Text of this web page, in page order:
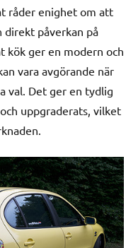
råder enighet om att
direkt påverkan på
kök ger en modern och
vara avgörande när
val. Det ger en tydlig
uppgraderats, vilket